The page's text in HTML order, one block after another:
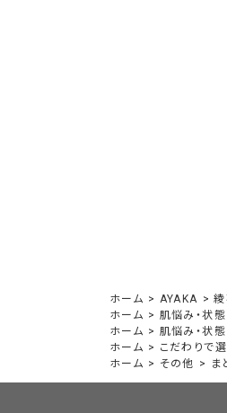
ホーム > AYAKA >綾
ホーム > 肌悩み・状態
ホーム > 肌悩み・状態
ホーム > こだわりで
ホーム > その他 > ま